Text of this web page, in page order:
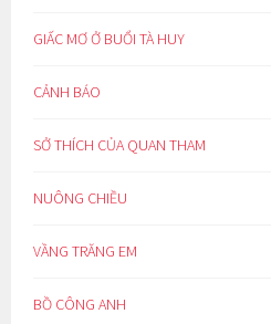
GIẤC MƠ Ở BUỔI TÀ HUY
CẢNH BÁO
SỞ THÍCH CỦA QUAN THAM
NUÔNG CHIỀU
VẦNG TRĂNG EM
BỒ CÔNG ANH